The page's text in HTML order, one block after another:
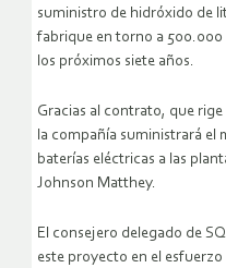
suministro de hidróxido de
fabrique en torno a 500.000
los próximos siete años.
Gracias al contrato, que
la compañía suministrará el
baterías eléctricas a las
Johnson Matthey.
El consejero delegado de
este proyecto en el